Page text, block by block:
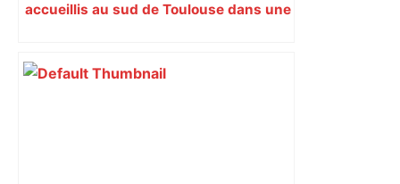
accueillis au sud de Toulouse dans une